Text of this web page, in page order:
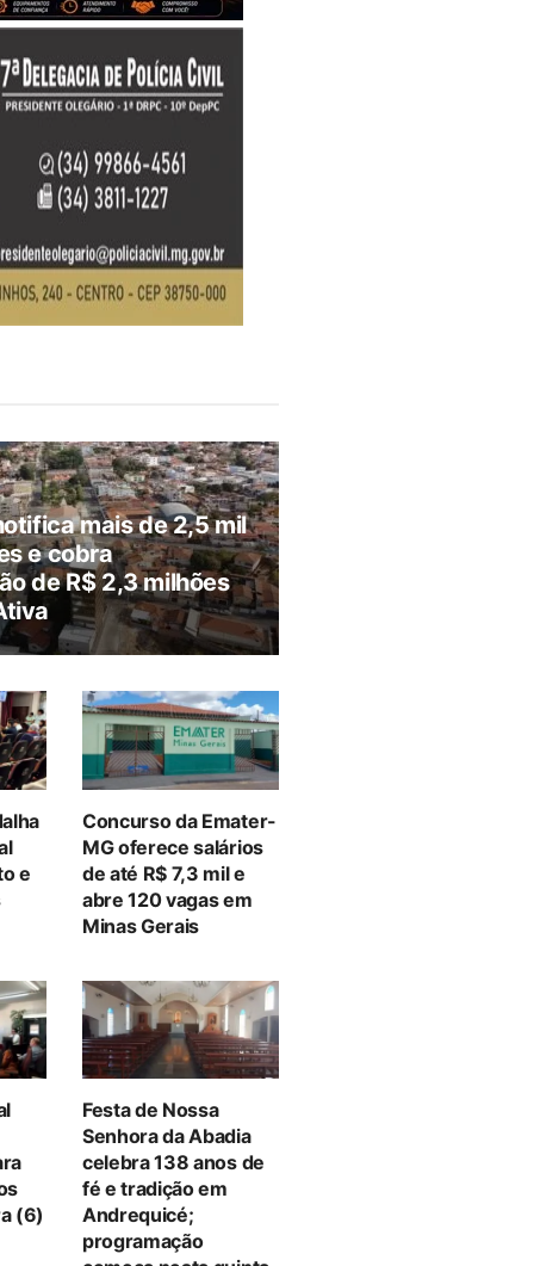
mais de 2,5 mil
e cobra
de R$ 2,3 milhões
e
Concurso da Emater-
MG oferece salários
de até R$ 7,3 mil e
abre 120 vagas em
Minas Gerais
(6)
Festa de Nossa
Senhora da Abadia
celebra 138 anos de
fé e tradição em
Andrequicé;
programação